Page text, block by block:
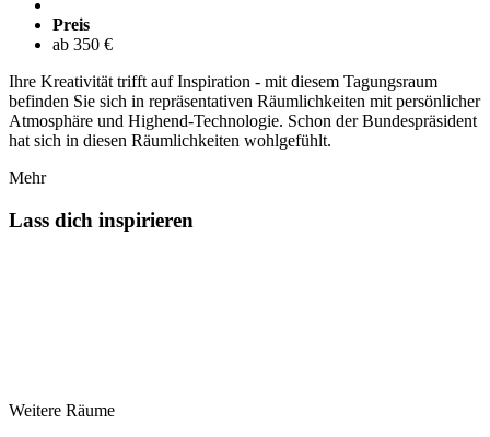
Preis
ab 350 €
Ihre Kreativität trifft auf Inspiration - mit diesem Tagungsraum
befinden Sie sich in repräsentativen Räumlichkeiten mit persönlicher
Atmosphäre und Highend-Technologie. Schon der Bundespräsident
hat sich in diesen Räumlichkeiten wohlgefühlt.
Mehr
Lass dich inspirieren
Weitere Räume